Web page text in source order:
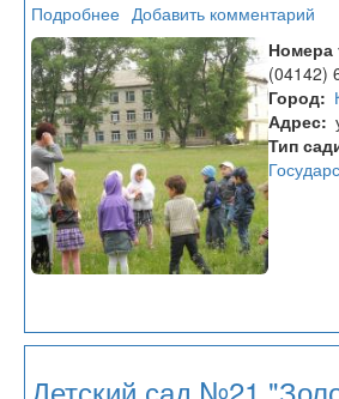
Подробнее
Дошкольное
учебное
заведение
№22
Добавить комментарий
Номера
(04142)
Город
Адрес
Тип